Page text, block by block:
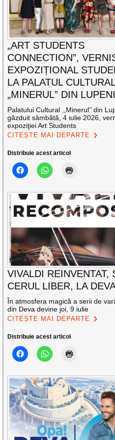
„ART STUDENTS
CONNECTION”,
EXPOZIȚIONAL
LA PALATUL
„MINERUL” DIN LUPENI
Palatului Cultural ,,Minerul’’ din
găzduit sâmbătă, 4 iulie 2026,
expoziţiei Art Students
CITEȘTE MAI DEPARTE
Distribuie acest articol
VIVALDI REINVENTAT,
CERUL LIBER, LA
În atmosfera magică a serii de
din Deva devine joi, 9 iulie
CITEȘTE MAI DEPARTE
Distribuie acest articol